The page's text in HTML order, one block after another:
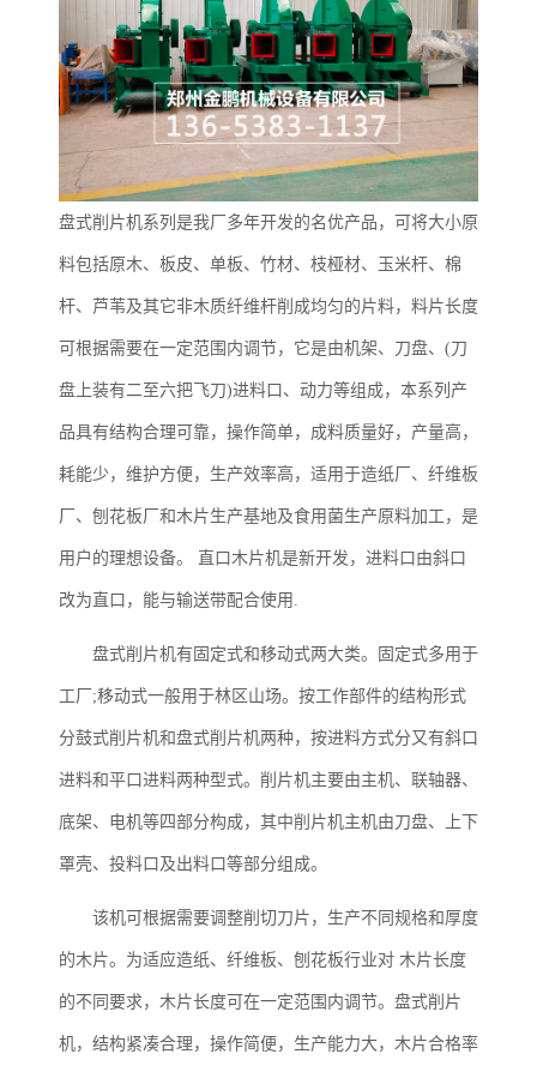
盘式削片机系列是我厂多年开发的名优产品，可将大小原
料包括原木、板皮、单板、竹材、枝桠材、玉米杆、棉
杆、芦苇及其它非木质纤维杆削成均匀的片料，料片长度
可根据需要在一定范围内调节，它是由机架、刀盘、(刀
盘上装有二至六把飞刀)进料口、动力等组成，本系列产
品具有结构合理可靠，操作简单，成料质量好，产量高，
耗能少，维护方便，生产效率高，适用于造纸厂、纤维板
厂、刨花板厂和木片生产基地及食用菌生产原料加工，是
用户的理想设备。 直口木片机是新开发，进料口由斜口
改为直口，能与输送带配合使用.
盘式削片机有固定式和移动式两大类。固定式多用于
工厂;移动式一般用于林区山场。按工作部件的结构形式
分鼓式削片机和盘式削片机两种，按进料方式分又有斜口
进料和平口进料两种型式。削片机主要由主机、联轴器、
底架、电机等四部分构成，其中削片机主机由刀盘、上下
罩壳、投料口及出料口等部分组成。
该机可根据需要调整削切刀片，生产不同规格和厚度
的木片。为适应造纸、纤维板、刨花板行业对 木片长度
的不同要求，木片长度可在一定范围内调节。盘式削片
机，结构紧凑合理，操作简便，生产能力大，木片合格率